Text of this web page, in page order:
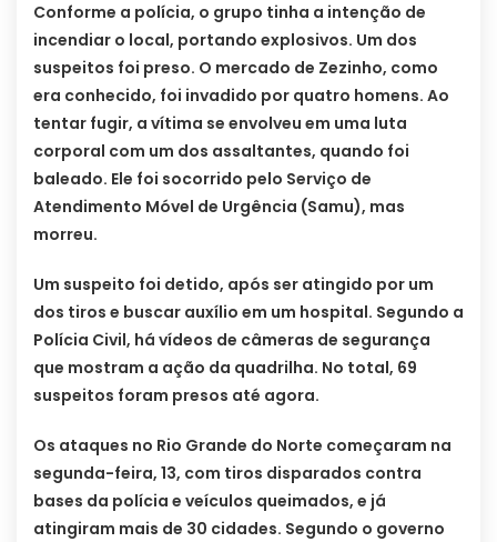
Conforme a polícia, o grupo tinha a intenção de
incendiar o local, portando explosivos. Um dos
suspeitos foi preso. O mercado de Zezinho, como
era conhecido, foi invadido por quatro homens. Ao
tentar fugir, a vítima se envolveu em uma luta
corporal com um dos assaltantes, quando foi
baleado. Ele foi socorrido pelo Serviço de
Atendimento Móvel de Urgência (Samu), mas
morreu.
Um suspeito foi detido, após ser atingido por um
dos tiros e buscar auxílio em um hospital. Segundo a
Polícia Civil, há vídeos de câmeras de segurança
que mostram a ação da quadrilha. No total, 69
suspeitos foram presos até agora.
Os ataques no Rio Grande do Norte começaram na
segunda-feira, 13, com tiros disparados contra
bases da polícia e veículos queimados, e já
atingiram mais de 30 cidades. Segundo o governo